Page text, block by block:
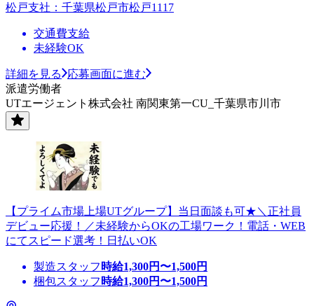
松戸支社：千葉県松戸市松戸1117
交通費支給
未経験OK
詳細を見る
応募画面に進む
派遣労働者
UTエージェント株式会社 南関東第一CU_千葉県市川市
【プライム市場上場UTグループ】当日面談も可★＼正社員
デビュー応援！／未経験からOKの工場ワーク！電話・WEB
にてスピード選考！日払いOK
製造スタッフ 時給1,300円〜1,500円
梱包スタッフ 時給1,300円〜1,500円